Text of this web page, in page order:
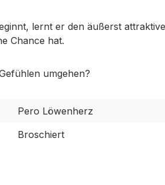
lernt er den äußerst
Chance hat.
umgehen?
Pero Löwenherz
Broschiert